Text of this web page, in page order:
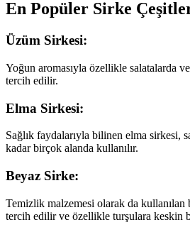
En Popüler Sirke
Üzüm Sirkesi:
Yoğun aromasıyla özellikle salatalarda
tercih edilir.
Elma Sirkesi:
Sağlık faydalarıyla bilinen elma sirkesi,
kadar birçok alanda kullanılır.
Beyaz Sirke:
Temizlik malzemesi olarak da kullanılan
tercih edilir ve özellikle turşulara keskin